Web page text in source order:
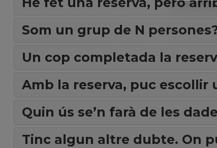
Som un grup de N
Un cop completada la
Amb la reserva, puc escollir
Quin ús se’n farà de les
Tinc algun altre dubte. On